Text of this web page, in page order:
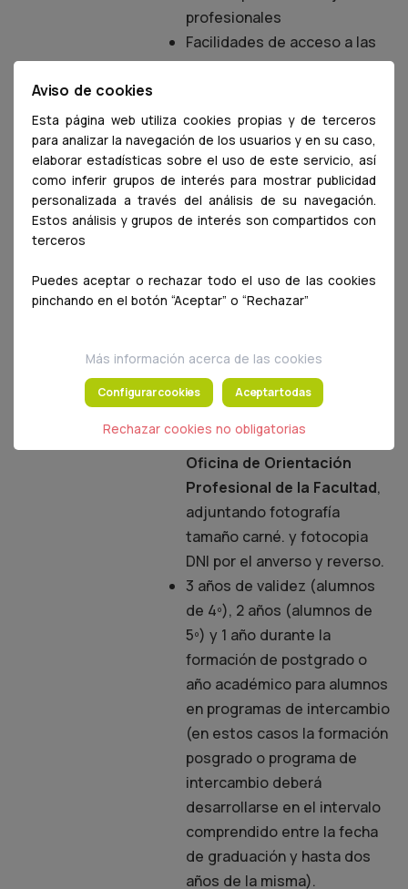
profesionales
Facilidades de acceso a las
instalaciones del Colegio
socio-culturales del Colegio
Asesoramiento salidas
profesionales en Reino Unido
Descuentos Comerciales en
servicios ofertados
Colegio
Acceso a la Bolsa de Empleo
¿CÓMO Y POR CUÁNTO
TIEMPO LO PUEDO OBTENER?
Cumplimentado lasolicitud
on-line(ACCEDER
Oficina de Orientación
Profesional de la Facultad,
adjuntando fotografía
tamaño carné. y fotocopia
DNI por el anverso y reverso.
3 años de validez (alumnos
de 4º), 2 años (alumnos de
5º) y 1 año durante la
formación de postgrado o
año académico para alumnos
en programas de intercambio
(en estos casos la formación
posgrado o programa de
intercambio deberá
desarrollarse en el intervalo
comprendido entre la fecha
de graduación y hasta dos
años de la misma).
Aviso de cookies
Esta página web utiliza cookies propias y de terceros
para analizar la navegación de los usuarios y en su caso,
elaborar estadísticas sobre el uso de este servicio, así
como inferir grupos de interés para mostrar publicidad
personalizada a través del análisis de su navegación.
Estos análisis y grupos de interés son compartidos con
terceros
Puedes aceptar o rechazar todo el uso de las cookies
pinchando en el botón “Aceptar” o “Rechazar”
Más información acerca de las cookies
Configurar cookies Aceptar todas
Rechazar cookies no obligatorias